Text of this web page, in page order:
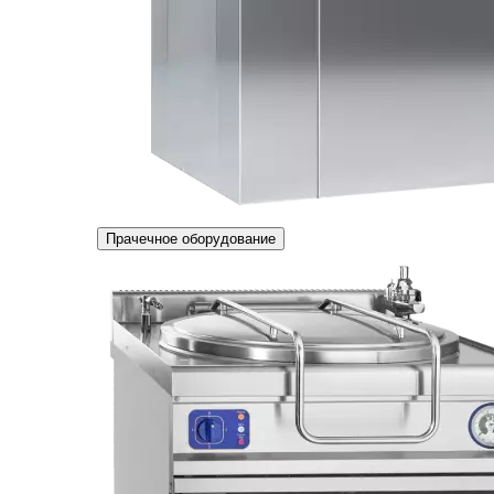
Прачечное оборудование